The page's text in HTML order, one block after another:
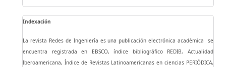
Indexación
La revista Redes de Ingeniería es una publicación electrónica académica se
encuentra registrada en EBSCO, índice bibliográfico REDIB, Actualidad
Iberoamericana, Índice de Revistas Latinoamericanas en ciencias PERIÓDICA,